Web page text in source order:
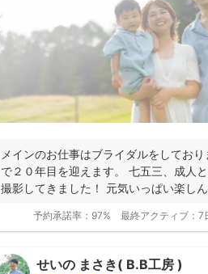
メインのお仕事はブライダルをしてお
で２０年目を迎えます。 七五三、成人
撮影してきました！ 元気いっぱい楽し
予約承諾率： 97% 最終アクティブ： 7
せいの まさき( B.B工房 )